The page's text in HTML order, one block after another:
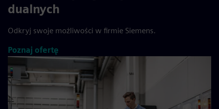
dualnych
Odkryj swoje możliwości w firmie Siemens.
Poznaj ofertę